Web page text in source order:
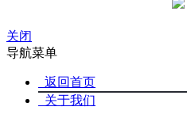
关闭
导航菜单
返回首页
关于我们